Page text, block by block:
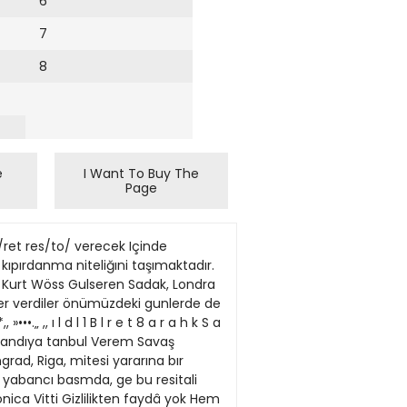
7
8
I Want To Buy The
Page
ara E sında ibtimal alafranga meraklılan vardır. Bu E nu da gözönüne alarak. cöpçüleri ikiye ayır E m a l u binaenalevh bir de senfonik orkestra bu E lundurmalı. E Kaldı ki. bizim alatnrka. moral düzeltmek Z Z soyle dursun. düzgün moralleri bile bozmak için ~ birebirdir. tzmir Beledivesi. kas yapayım der E ken göz çıkarma, yoluna sapmamaya dikkat et E melidir. E Ama, bütün bunlar uzun is, Hem de mas E raflı olur. Biz, dünyanın sevimli insanlanndan E biri olan, Osman Kibar (Reis B e y ) dostumuza, = nâçizane bir tavsiyede bulunacağız: = Çöpçülerin boyunlarına, turistlerin fotog Ş rafları gibi, birer transistor radvo geçirsin. = Bakın. o zaman, ne tzmjr çöpçülerinde E bozuk moral, ne de""sokaktarında pistîk kalır. E Üstelik daha da kolav!. .r ^ «... S« I'zmir Belediyesi çok Temizlik isçilerinin güzel bir karar vermiş. = Baş edilemiyor bale bakın: ödemiş Belediyesi Su mıs. Bir belediye parasız kalıncaparasız kal, ne yapar? eeee HAKİKİ TERMOSTATLIDIR istenilen sıcaklığa göre ayar edilebilir İLÂVE CAM KAPAK kapağt açmadan pişirdiklerinizin kontrolunu mümkün kılar İNFRARUJ IŞINLARIYLA çahşan ızgara ızgara yemeklerinizi ateşte pişmiş kadar nefis yapar FIRIN İÇİNDE LÂMBA kapak açılınca içersini aydınlatır (Faal: 11087/14882) 8 Hesabını günü giinüne bilmek İş adamı için büyük kolaylıktır. ı I GÜNLÜK HESAP HÜLASASI I I I I IHOLANTSE BANKUNı N V I Yalnız Bankamızın gerçeklejtirdıği Hesabınızın bakıyesını, her muameleden sonra size günü giinüne gösterir. Nezdımizde bir hesap açarsanız, bu kotaylıktan siz de istifade edersiniz. Onsekız aydan fazla vadelı mevduata yılda */. 6 7 ı faiz veriyoruz. Istanbul Oda Orkestrası Dr. Hamıt Alacalıoğlu yonetımınde 12 aralık cumartesi saat 18.00 de Gü E O yapamadı, ben yaparım zel Sanat Akademisınde bır konser verecektır. Konsere de E /™"ok zaman oldu. Basın Yayın Umum Müğerli vıyolonist Suna Kan so E \g dürlüğü (ki, şimdi, Turizm ve Tanıtma Balıst olarak katılacaktır ş kanlığıdır) memleketimize biri tngiliz, diferi ~